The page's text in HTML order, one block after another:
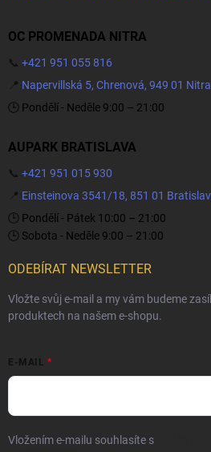
OC PROMENADA NITRA
📞 +421 951 055 816
📍 Napervillská 5, Chrenová, 949 01 Nitra
🕒 Pondělí - Neděle 9:00 – 21:00
AUPARK BRATISLAVA
📞 +421 951 015 930
📍 Einsteinova 3541/18, 851 01
🕒 Pondělí - Pátek 10:00 – 21:00
🕒 Sobota - Neděle 9:00 – 21:00
ODEBÍRAT NEWSLETTER
Vložte svůj e-mail a my vám budeme
produktech na našem e-shopu.
E-MAIL
Vložením e-mailu souhlasíte s